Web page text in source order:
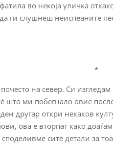
во некоја уличка
ги слушнеш неиспеаните
*
на север. Си
што ми побегнало овие
другар откри некаков
ова е вторпат како
сите детали за